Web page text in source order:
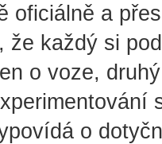
oficiálně a
že každý si
o voze,
o